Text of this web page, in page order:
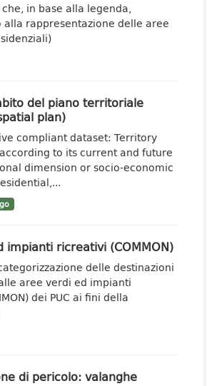
in base alla legenda,
rappresentazione delle aree
del piano territoriale
plan)
compliant dataset: Territory
to its current and future
dimension or socio-economic
impianti ricreativi (COMMON)
delle destinazioni
aree verdi ed impianti
dei PUC ai fini della
di pericolo: valanghe